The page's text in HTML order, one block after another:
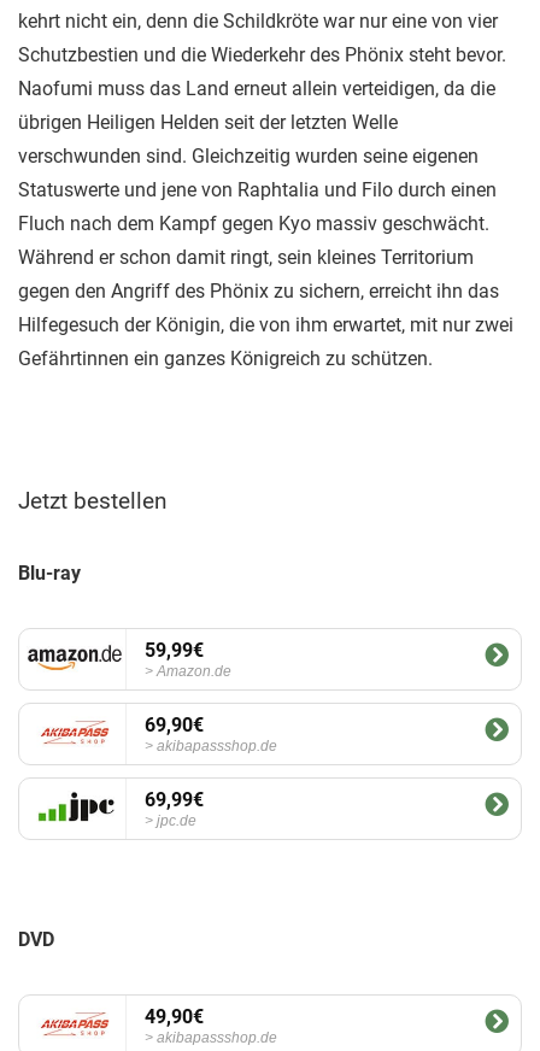
kehrt nicht ein, denn die Schildkröte war nur eine von vier
Schutzbestien und die Wiederkehr des Phönix steht bevor.
Naofumi muss das Land erneut allein verteidigen, da die
übrigen Heiligen Helden seit der letzten Welle
verschwunden sind. Gleichzeitig wurden seine eigenen
Statuswerte und jene von Raphtalia und Filo durch einen
Fluch nach dem Kampf gegen Kyo massiv geschwächt.
Während er schon damit ringt, sein kleines Territorium
gegen den Angriff des Phönix zu sichern, erreicht ihn das
Hilfegesuch der Königin, die von ihm erwartet, mit nur zwei
Gefährtinnen ein ganzes Königreich zu schützen.
Jetzt bestellen
Blu-ray
59,99€
Amazon.de
69,90€
akibapassshop.de
69,99€
jpc.de
DVD
49,90€
akibapassshop.de